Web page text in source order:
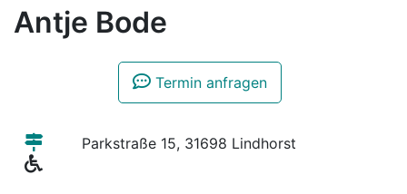
Antje Bode
Termin anfragen
Parkstraße 15, 31698 Lindhorst